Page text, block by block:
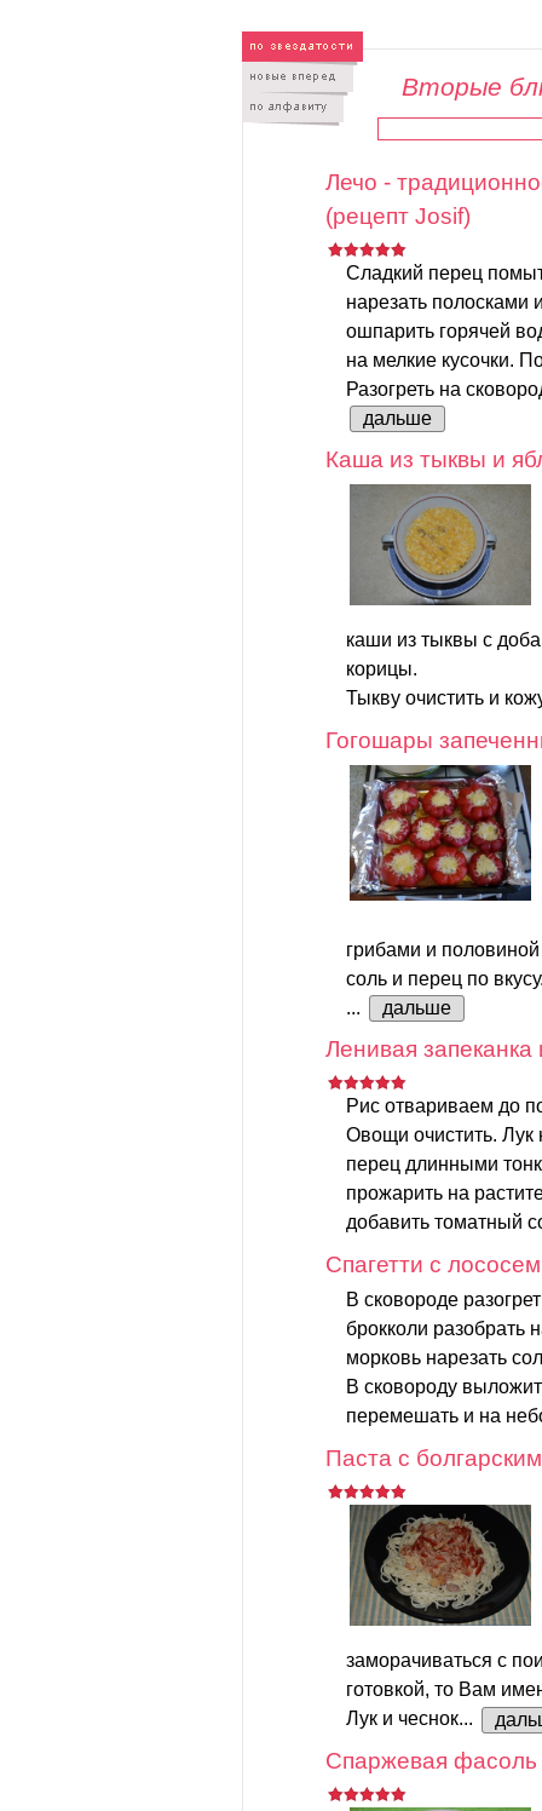
Вторые
Лечо -
(рецепт Josif)
Сладкий перец
нарезать
ошпарить горячей
на мелкие кусочки.
Разогреть на
дальше
Каша из тыквы и
каши из тыквы с
корицы.
Тыкву очистить и
Гогошары
грибами и
соль и перец по
...
дальше
Ленивая
Рис отвариваем до
Овощи очистить. Лук
перец длинными
прожарить на
добавить томатный
Спагетти с
В сковороде
брокколи разобрать
морковь нарезать
В сковороду
перемешать и на
Паста с
заморачиваться с
готовкой, то Вам
Лук и чеснок...
Спаржевая